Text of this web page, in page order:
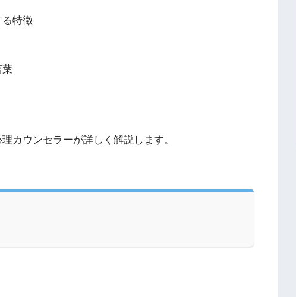
特徴
葉
カウンセラーが詳しく解説します。